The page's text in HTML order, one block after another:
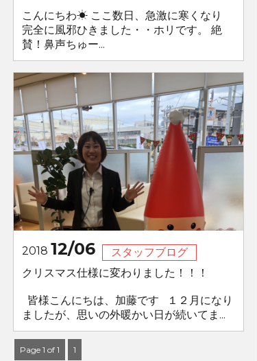
こんにちわ☀ ここ数日、急激に寒くなり
完全に風邪ひきました・・ホリです。 絶
賛！鼻声ちゅー...
2018 12/06
スタッフブログ
クリスマス仕様に変わりました！！！
皆様こんにちは、加藤です １２月になり
ましたが、思いの外暖かい日が続いてま...
Page 1 of 1 1